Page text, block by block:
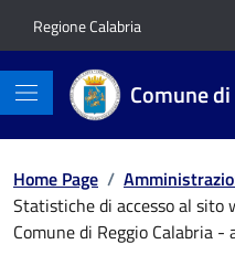
Regione Calabria
Comune
Home Page /
Statistiche di accesso al sito
Comune di Reggio Calabria -